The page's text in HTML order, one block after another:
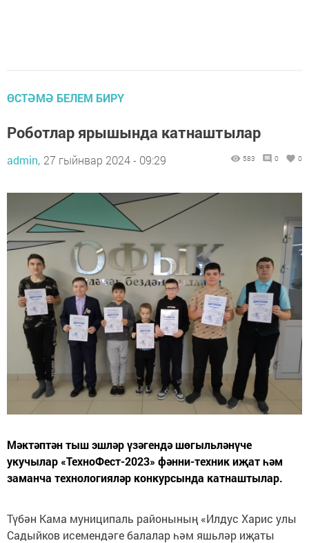
ӨСТӘМӘ БЕЛЕМ БИРҮ
Роботлар ярышында катнаштылар
admin, 27 гыйнвар 2024 - 09:29 583 0 0
Мәктәптән тыш эшләр үзәгендә шөгыльләнүче
укучылар «ТехноФест-2023» фәнни-техник иҗат һәм
заманча технологияләр конкурсында катнаштылар.
Түбән Кама муниципаль районының «Илдус Харис улы
Садыйков исемендәге балалар һәм яшьләр иҗаты